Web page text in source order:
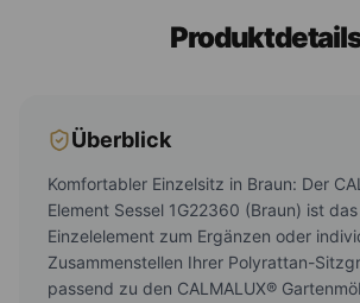
Überblick
Komfortabler Einzelsitz in Braun: Der
Element Sessel 1G22360 (Braun) ist
Einzelelement zum Ergänzen oder
Zusammenstellen Ihrer Polyrattan-
passend zu den CALMALUX®